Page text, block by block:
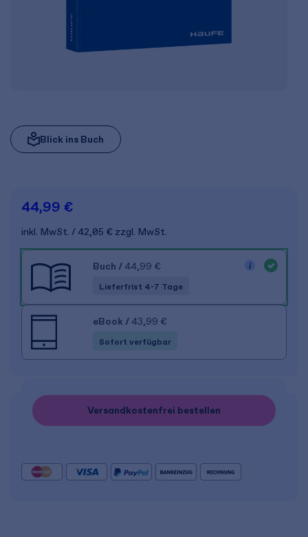
Blick ins Buch
44,99 €
inkl. MwSt. 42,05 € zzgl. MwSt.
Buch / 44,99 €
Lieferfrist 4-7 Tage
eBook / 43,99 €
Sofort verfügbar
Versandkostenfrei bestellen